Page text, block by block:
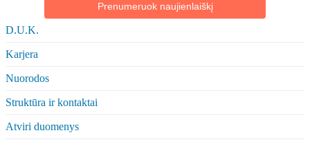
Prenumeruok naujienlaiškį
D.U.K.
Karjera
Nuorodos
Struktūra ir kontaktai
Atviri duomenys